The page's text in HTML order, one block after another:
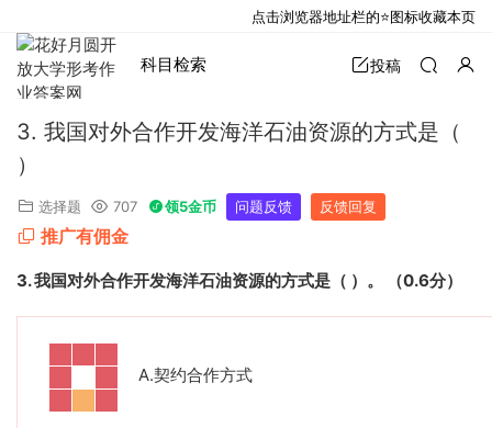
科目检索 投稿
3. 我国对外合作开发海洋石油资源的方式是（
）
选择题 707 领5金币 问题反馈 反馈回复
推广有佣金
3.我国对外合作开发海洋石油资源的方式是（ ）。 （0.6分）
A.契约合作方式
点击浏览器地址栏的⭐图标收藏本页